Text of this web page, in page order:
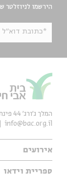
הירשמו לניוזלטר
*כתובת דוא"ל
אירועים
עיון
אנגלית
ספריית וידאו
המלך ג'ורג' 44 פינת רחוב קק״ל, ירושלים
info@bac.org.il